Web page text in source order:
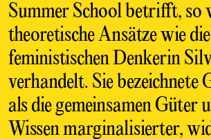
Summer School betrifft, so
theoretische Ansätze wie
feministischen Denkerin
verhandelt. Sie bezeichnete
als die gemeinsamen Güter
Wissen marginalisierter,